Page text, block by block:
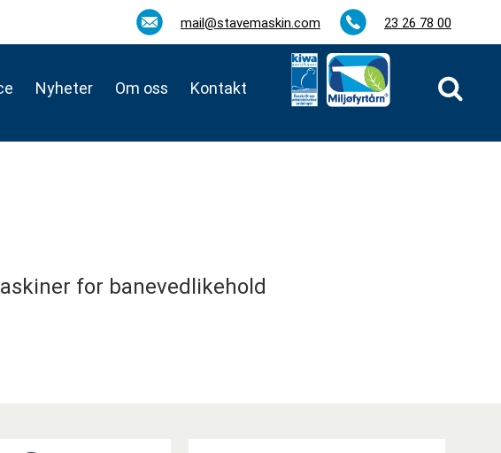
mail@stavemaskin.com 23 26 78 00
Nyheter Om oss Kontakt
for banevedlikehold